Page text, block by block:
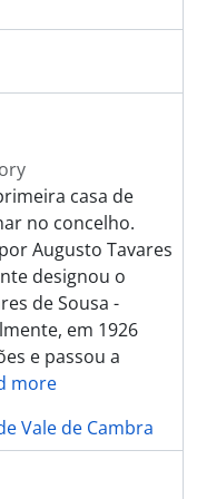
Luíz Bernardo de Almeida
casa do Sr. Campos
vestuário regional
de Santo António
vestuário de fantasia
vestuário regional
casa de
no concelho.
Augusto Tavares
designou o
de Sousa -
em 1926
e passou a
more
Vale de Cambra